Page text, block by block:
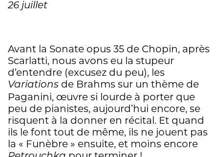
26 juillet
Avant la Sonate opus 35 de Chopin, après
Scarlatti, nous avons eu la stupeur
d’entendre (excusez du peu), les
Variations de Brahms sur un thème de
Paganini, œuvre si lourde à porter que
peu de pianistes, aujourd’hui encore, se
risquent à la donner en récital. Et quand
ils le font tout de même, ils ne jouent pas
la « Funèbre » ensuite, et moins encore